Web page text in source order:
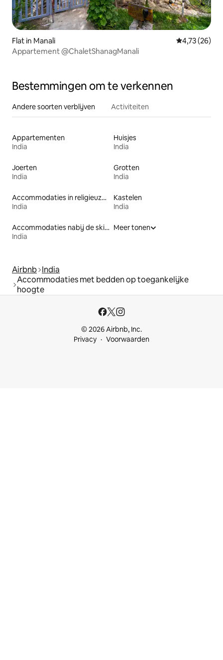
Flat in Manali Gemiddelde
4,73 (26)
Appartement @ChaletShanagManali
Bestemmingen om te verkennen
Andere soorten verblijven Activiteiten
Appartementen
India
Huisjes
India
Joerten
India
Grotten
India
Accommodaties in religieuze gebouwen
India
Kastelen
India
Accommodaties nabij de skipiste
India
Meer tonen
Airbnb India
Accommodaties met bedden op toegankelijke
hoogte
© 2026 Airbnb, Inc.
Privacy
Voorwaarden